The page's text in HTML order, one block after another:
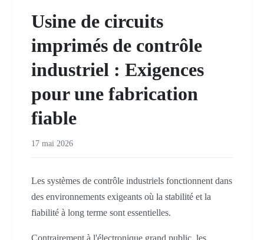
Usine de circuits
imprimés de contrôle
industriel : Exigences
pour une fabrication
fiable
17 mai 2026
Les systèmes de contrôle industriels fonctionnent dans
des environnements exigeants où la stabilité et la
fiabilité à long terme sont essentielles.